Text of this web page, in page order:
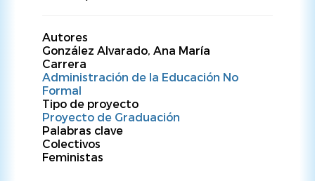
Autores
González Alvarado, Ana María
Carrera
Administración de la Educación No
Formal
Tipo de proyecto
Proyecto de Graduación
Palabras clave
Colectivos
Feministas